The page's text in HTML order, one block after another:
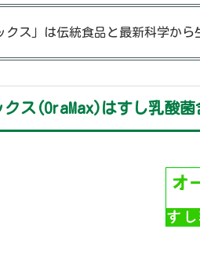
クス」は伝統食品と最新科学から
クス(OraMax)はすし乳酸菌